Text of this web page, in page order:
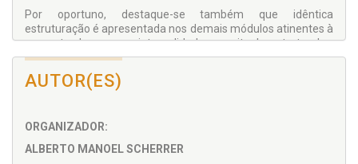
Por oportuno, destaque-se também que idêntica
estruturação é apresentada nos demais módulos atinentes à
presente obra em sua integralidade conceitual e estrutural.
essência e forma na presente obra a tornam apta a ser
adotada como bibliografia básica e/ou complementar em
áreas de negócios em geral, tais como: administração,
estrutural, conceitual e prática.
AUTOR(ES)
ORGANIZADOR:
ALBERTO MANOEL SCHERRER